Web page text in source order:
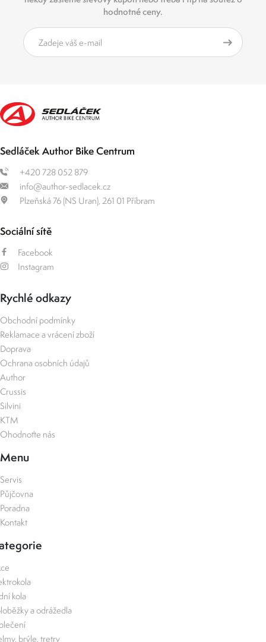
hodnotné ceny.
Sedláček Author Bike Centrum
+420 728 052 879
info@author-sedlacek.cz
Plzeňská 76 (NS Uran), 261 01 Příbram
Sociální sítě
Facebook
Instagram
Rychlé odkazy
Obchodní podmínky
Reklamace a vrácení zboží
Doprava
Ochrana osobních údajů
Author
Crussis
Silvini
KTM
Ohodnoťte nás
Menu
Servis
Půjčovna
Poradna
Kontakt
kola
a odrážedla
brýle, tretry